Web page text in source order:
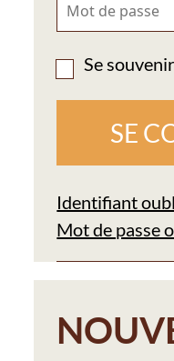
Se
Identifiant
Mot de passe